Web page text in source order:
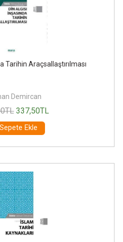
Tarihin Araçsallaştırılması
Demircan
TL 337,50TL
Sepete Ekle